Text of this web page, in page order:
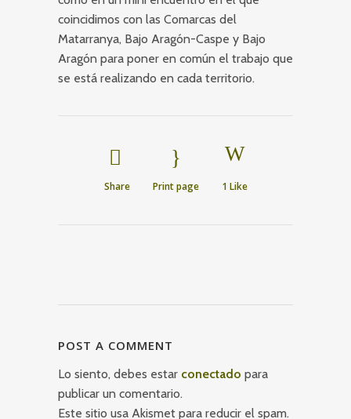
coincidimos con las Comarcas del
Matarranya, Bajo Aragón-Caspe y Bajo
Aragón para poner en común el trabajo que
se está realizando en cada territorio.
Share Print page 1 Like
POST A COMMENT
Lo siento, debes estar conectado para
publicar un comentario.
Este sitio usa Akismet para reducir el spam.